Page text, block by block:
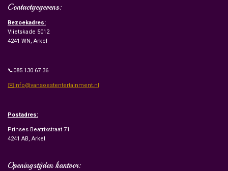
Contactgegevens:
Bezoekadres:
Vlietskade 5012
4241 WN, Arkel
📞085 130 67 36
✉️info@vansoestentertainment.nl
Postadres:
Prinses Beatrixstraat 71
4241 AB, Arkel
Openingstijden kantoor: